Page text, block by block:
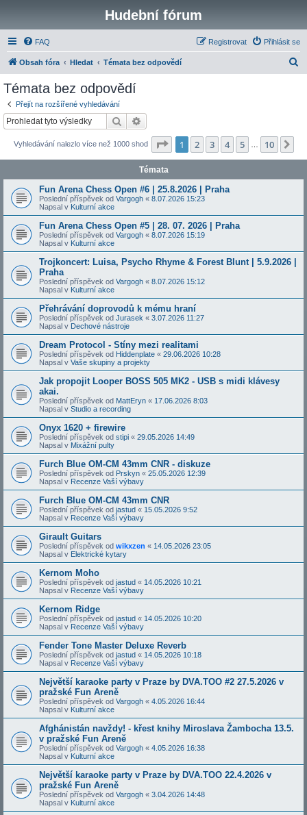
Hudební fórum
FAQ Přihlásit se
Registrovat
Obsah fóra Hledat Témata bez odpovědí
Témata bez odpovědí
Přejít na rozšířené vyhledávání
Hledat
Vyhledávání nalezlo více než 1000 shod Stránka z 10
1 2 3 4 5 10
Témata
Fun Arena Chess Open #6 | 25.8.2026 | Praha
Poslední příspěvek od Vargogh « 8.07.2026 15:23
Napsal v Kulturní akce
Fun Arena Chess Open #5 | 28. 07. 2026 | Praha
Poslední příspěvek od Vargogh « 8.07.2026 15:19
Napsal v Kulturní akce
Trojkoncert: Luisa, Psycho Rhyme & Forest Blunt | 5.9.2026 |
Praha
Poslední příspěvek od Vargogh « 8.07.2026 15:12
Napsal v Kulturní akce
Přehrávání doprovodů k mému hraní
Poslední příspěvek od Jurasek « 3.07.2026 11:27
Napsal v Dechové nástroje
Dream Protocol - Stíny mezi realitami
Poslední příspěvek od Hiddenplate « 29.06.2026 10:28
Napsal v Vaše skupiny a projekty
Jak propojit Looper BOSS 505 MK2 - USB s midi klávesy
akai.
Poslední příspěvek od MattEryn « 17.06.2026 8:03
Napsal v Studio a recording
Onyx 1620 + firewire
Poslední příspěvek od stipi « 29.05.2026 14:49
Napsal v Mixážní pulty
Furch Blue OM-CM 43mm CNR - diskuze
Poslední příspěvek od Prskyn « 25.05.2026 12:39
Napsal v Recenze Vaší výbavy
Furch Blue OM-CM 43mm CNR
Poslední příspěvek od jastud « 15.05.2026 9:52
Napsal v Recenze Vaší výbavy
Girault Guitars
Poslední příspěvek od wikxzen « 14.05.2026 23:05
Napsal v Elektrické kytary
Kernom Moho
Poslední příspěvek od jastud « 14.05.2026 10:21
Napsal v Recenze Vaší výbavy
Kernom Ridge
Poslední příspěvek od jastud « 14.05.2026 10:20
Napsal v Recenze Vaší výbavy
Fender Tone Master Deluxe Reverb
Poslední příspěvek od jastud « 14.05.2026 10:18
Napsal v Recenze Vaší výbavy
Největší karaoke party v Praze by DVA.TOO #2 27.5.2026 v
pražské Fun Areně
Poslední příspěvek od Vargogh « 4.05.2026 16:44
Napsal v Kulturní akce
Afghánistán navždy! - křest knihy Miroslava Žambocha 13.5.
v pražské Fun Areně
Poslední příspěvek od Vargogh « 4.05.2026 16:38
Napsal v Kulturní akce
Největší karaoke party v Praze by DVA.TOO 22.4.2026 v
pražské Fun Areně
Poslední příspěvek od Vargogh « 3.04.2026 14:48
Napsal v Kulturní akce